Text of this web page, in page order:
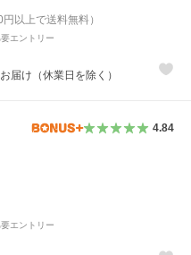
円以上で送料無料）
要エントリー
届け（休業日を除く）
4.84
要エントリー